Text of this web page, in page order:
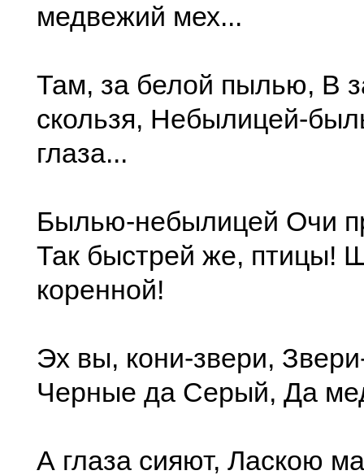
медвежий мех...
Там, за белой пылью, В
скользя, Небылицей-
глаза...
Былью-небылицей Очи
Так быстрей же, птицы!
коренной!
Эх вы, кони-звери,
Черные да Серый, Да
А глаза сияют, Ласкою